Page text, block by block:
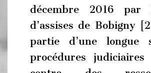
décembre 2016 par
d’assises de Bobigny
partie d’une longue
procédures judiciaires